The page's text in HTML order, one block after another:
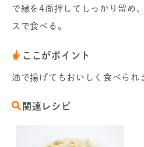
で縁を4面押してしっかり留め
スで食べる。
ここがポイント
油で揚げてもおいしく食べられ
関連レシピ